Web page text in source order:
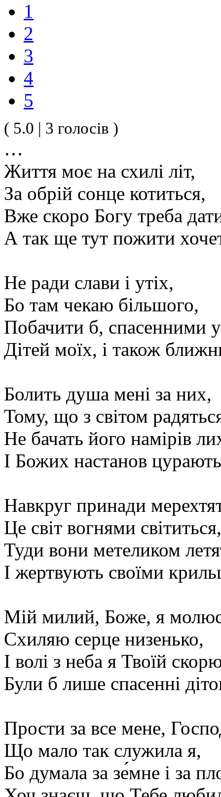
1
2
3
4
5
( 5.0 | 3 голосів )
…
Життя моє на схилі літ,
За обрій сонце котиться,
Вже скоро Богу треба
А так ще тут пожити
Не ради слави і утіх,
Бо там чекаю більшого,
Побачити б, спасенними
Дітей моїх, і також
Болить душа мені за них,
Тому, що з світом
Не бачать його намірів
І Божих настанов
Навкруг принади
Це світ вогнями світиться,
Туди вони метеликом
І жертвують своїми
Мій милий, Боже, я
Схиляю серце низенько,
І волі з неба я Твоїй
Були б лише спасенні
Прости за все мене,
Що мало так служила я,
Бо думала за зе́мне і за